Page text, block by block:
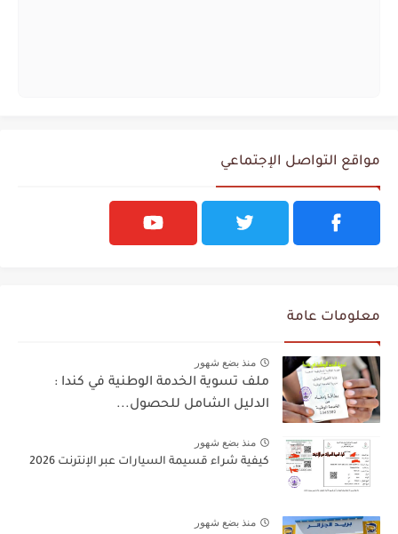
مواقع التواصل الإجتماعي
معلومات عامة
منذ بضع شهور
ملف تسوية الخدمة الوطنية في كندا :
الدليل الشامل للحصول...
منذ بضع شهور
كيفية شراء قسيمة السيارات عبر الإنترنت 2026
منذ بضع شهور